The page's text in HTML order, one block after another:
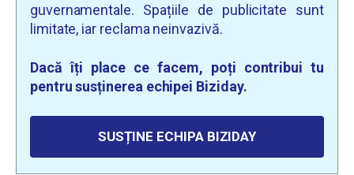
guvernamentale. Spațiile de publicitate sunt
limitate, iar reclama neinvazivă.
Dacă îți place ce facem, poți contribui tu
pentru susținerea echipei Biziday.
SUSȚINE ECHIPA BIZIDAY